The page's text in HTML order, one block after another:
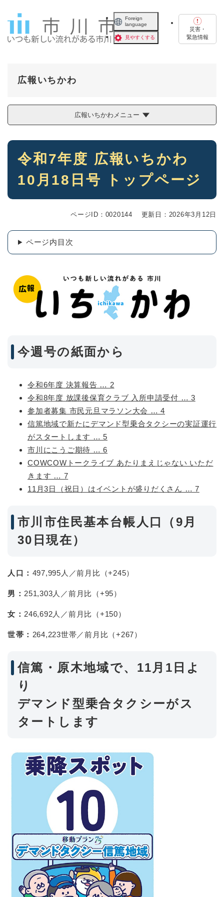
Foreign
language
見やすくする
災害・
緊急情報
広報いちかわ
広報いちかわメニュー
本
令和7年度 広報いちかわ
10月18日号 トップページ
ページID：0020144 更新日：2026年3月12日
ページ内目次
今週号の紙面から
令和6年度 決算報告 … 2
令和8年度 放課後保育クラブ 入所申請受付 … 3
参加者募集 市民元旦マラソン大会 … 4
信篤地域で新たにデマンド型乗合タクシーの実証運行
がスタートします … 5
市川にこうご期待 … 6
COWCOWトークライブ あたりまえじゃない いただ
きます … 7
11月3日（祝日）はイベントが盛りだくさん … 7
市川市住民基本台帳人口（9月
30日現在）
人口： 497,995人／前月比（+245）
男： 251,303人／前月比（+95）
女： 246,692人／前月比（+150）
世帯： 264,223世帯／前月比（+267）
信篤・原木地域で、11月1日よ
り
デマンド型乗合タクシーがス
タートします